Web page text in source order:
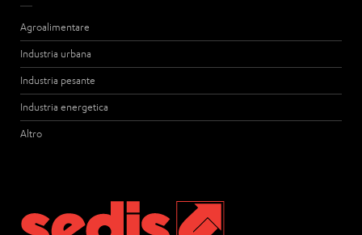
Agroalimentare
Industria urbana
Industria pesante
Industria energetica
Altro